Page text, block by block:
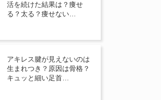
活を続けた結果は？痩せ
る？太る？痩せない…
アキレス腱が見えないのは
生まれつき？原因は骨格？
キュッと細い足首…